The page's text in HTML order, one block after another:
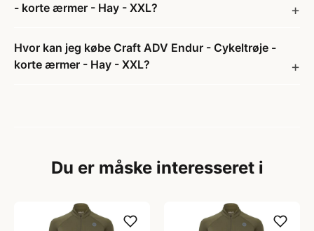
- korte ærmer - Hay - XXL?
Hvor kan jeg købe Craft ADV Endur - Cykeltrøje -
korte ærmer - Hay - XXL?
Du er måske interesseret i